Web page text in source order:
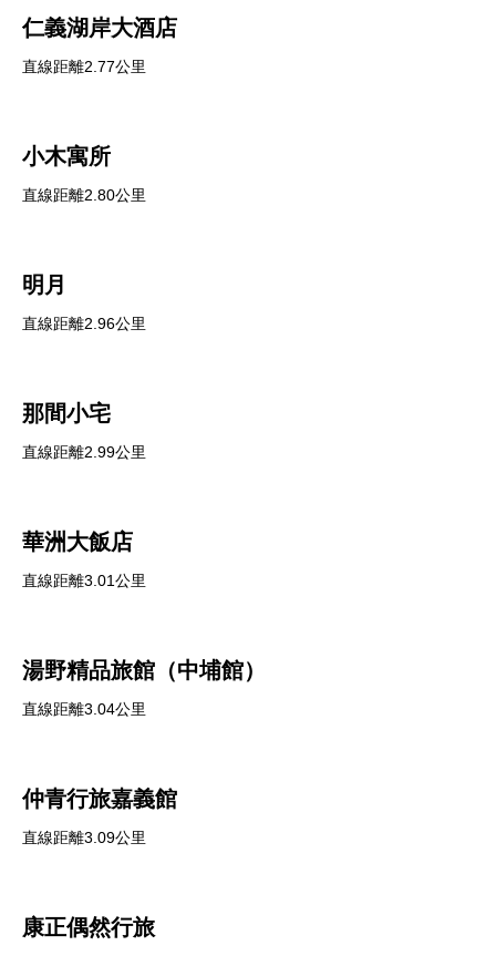
仁義湖岸大酒店
直線距離2.77公里
小木寓所
直線距離2.80公里
明月
直線距離2.96公里
那間小宅
直線距離2.99公里
華洲大飯店
直線距離3.01公里
湯野精品旅館（中埔館）
直線距離3.04公里
仲青行旅嘉義館
直線距離3.09公里
康正偶然行旅